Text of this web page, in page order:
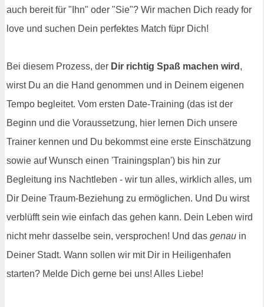
auch bereit für "Ihn" oder "Sie"? Wir machen Dich ready for
love und suchen Dein perfektes Match füpr Dich!
Bei diesem Prozess, der Dir richtig Spaß machen wird ,
wirst Du an die Hand genommen und in Deinem eigenen
Tempo begleitet. Vom ersten Date-Training (das ist der
Beginn und die Voraussetzung, hier lernen Dich unsere
Trainer kennen und Du bekommst eine erste Einschätzung
sowie auf Wunsch einen 'Trainingsplan') bis hin zur
Begleitung ins Nachtleben - wir tun alles, wirklich alles, um
Dir Deine Traum-Beziehung zu ermöglichen. Und Du wirst
verblüfft sein wie einfach das gehen kann. Dein Leben wird
nicht mehr dasselbe sein, versprochen! Und das genau in
Deiner Stadt. Wann sollen wir mit Dir in Heiligenhafen
starten? Melde Dich gerne bei uns! Alles Liebe!